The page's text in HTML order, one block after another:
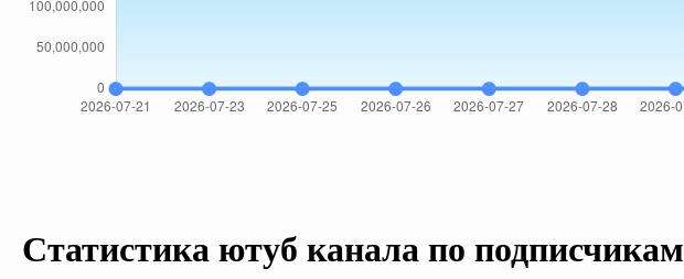
Статистика ютуб канала по подписчикам